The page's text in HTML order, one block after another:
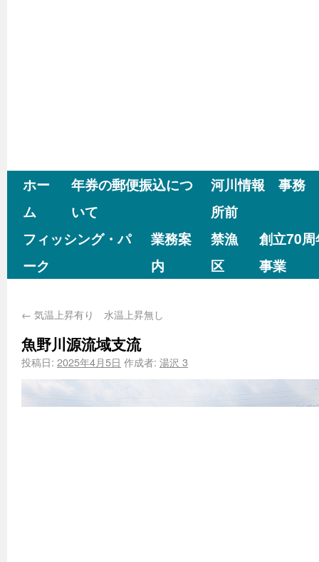
ホー
ム
年券の郵便振込につ
いて
河川情報 事務
所前
フィッシング・パ
ーク
業務案
内
禁漁
区
創立70
事業
← 気温上昇有り 水温上昇無し
魚野川源流域支流
投稿日: 2025年4月5日 作成者: 湯沢 3